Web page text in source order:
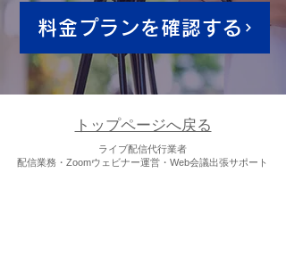
料金プランを確認する
トップページへ戻る
ライブ配信代行業者
配信業務・Zoomウェビナー運営・Web会議出張サポート